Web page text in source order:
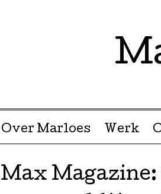
Menu ☰
Skip to content
Over Marloes Werk
Max